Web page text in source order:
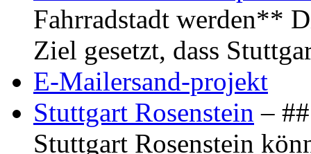
Fahrradstadt werden**
Ziel gesetzt, dass
E-Mailersand-projekt
Stuttgart Rosenstein –
Stuttgart Rosenstein